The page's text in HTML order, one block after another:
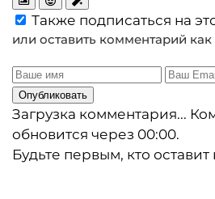
Также подписаться на
или оставить комментарий как
Опубликовать
Загрузка комментария...
обновится через 00:00.
Будьте первым, кто